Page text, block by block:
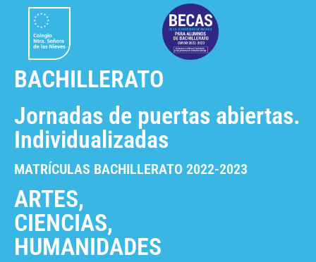
BACHILLERATO
Jornadas de puertas abiertas.
Individualizadas
MATRÍCULAS BACHILLERATO 2022-2023
ARTES,
CIENCIAS,
HUMANIDADES